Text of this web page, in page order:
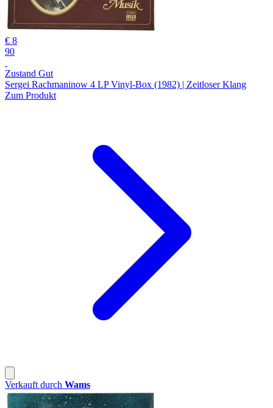
€ 8
90
Zustand Gut
Sergei Rachmaninow 4 LP Vinyl-Box (1982) | Zeitloser Klang
Zum Produkt
Verkauft durch Wams